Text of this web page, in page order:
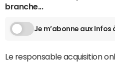
branche...
Je m’abonne aux Infos
Le responsable acquisition